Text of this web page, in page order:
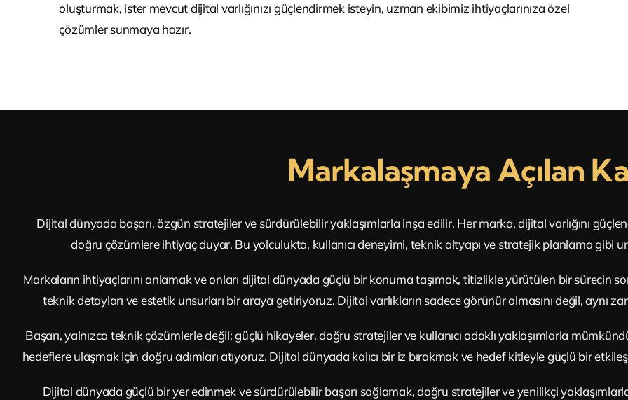
oluşturmak, ister mevcut dijital varlığınızı güçlendirmek isteyin, uzman ekibimiz ihtiyaçlarınıza özel
çözümler sunmaya hazır.
Markalaşmaya Açılan
Dijital dünyada başarı, özgün stratejiler ve sürdürülebilir yaklaşımlarla inşa edilir. Her marka, dijital varlığını
doğru çözümlere ihtiyaç duyar. Bu yolculukta, kullanıcı deneyimi, teknik altyapı ve stratejik planlama gibi
Markaların ihtiyaçlarını anlamak ve onları dijital dünyada güçlü bir konuma taşımak, titizlikle yürütülen bir sürecin
teknik detayları ve estetik unsurları bir araya getiriyoruz. Dijital varlıkların sadece görünür olmasını değil, aynı
Başarı, yalnızca teknik çözümlerle değil; güçlü hikayeler, doğru stratejiler ve kullanıcı odaklı yaklaşımlarla
hedeflere ulaşmak için doğru adımları atıyoruz. Dijital dünyada kalıcı bir iz bırakmak ve hedef kitleyle güçlü bir
Dijital dünyada güçlü bir yer edinmek ve sürdürülebilir başarı sağlamak, doğru stratejiler ve yenilikçi